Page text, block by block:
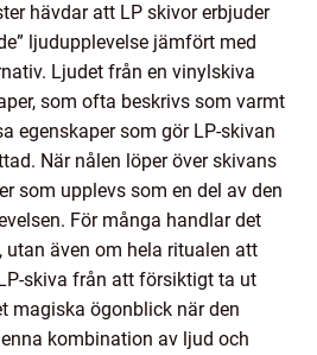
hävdar att LP skivor erbjuder
ljudupplevelse jämfört med
Ljudet från en vinylskiva
som ofta beskrivs som varmt
egenskaper som gör LP-skivan
När nålen löper över skivans
som upplevs som en del av den
För många handlar det
utan även om hela ritualen att
skiva från att försiktigt ta ut
magiska ögonblick när den
kombination av ljud och